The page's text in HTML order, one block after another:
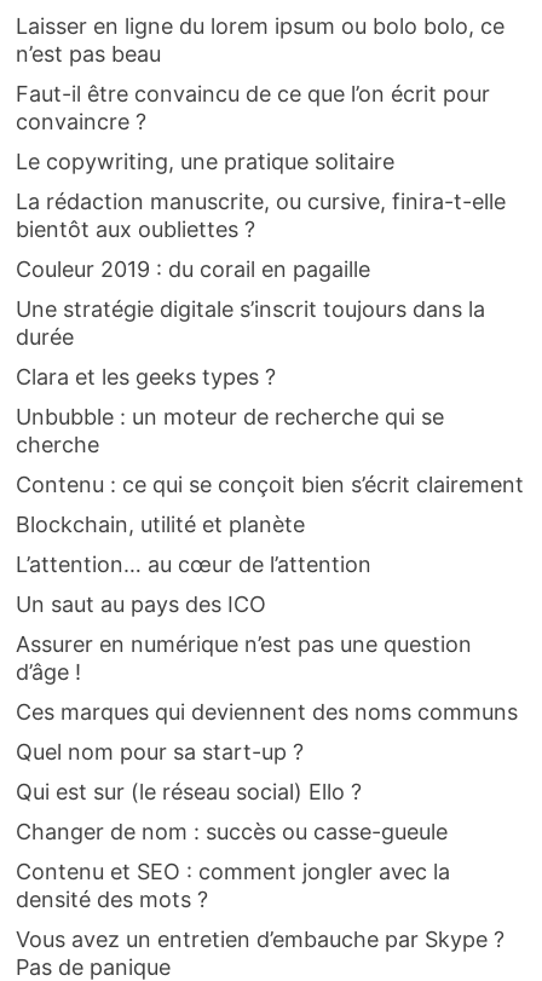
Laisser en ligne du lorem ipsum ou bolo bolo, ce
n’est pas beau
Faut-il être convaincu de ce que l’on écrit pour
convaincre ?
Le copywriting, une pratique solitaire
La rédaction manuscrite, ou cursive, finira-t-elle
bientôt aux oubliettes ?
Couleur 2019 : du corail en pagaille
Une stratégie digitale s’inscrit toujours dans la
durée
Clara et les geeks types ?
Unbubble : un moteur de recherche qui se
cherche
Contenu : ce qui se conçoit bien s’écrit clairement
Blockchain, utilité et planète
L’attention… au cœur de l’attention
Un saut au pays des ICO
Assurer en numérique n’est pas une question
d’âge !
Ces marques qui deviennent des noms communs
Quel nom pour sa start-up ?
Qui est sur (le réseau social) Ello ?
Changer de nom : succès ou casse-gueule
Contenu et SEO : comment jongler avec la
densité des mots ?
Vous avez un entretien d’embauche par Skype ?
Pas de panique